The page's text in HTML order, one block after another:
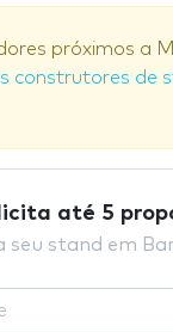
próximos a
construtores de
até 5
seu stand em